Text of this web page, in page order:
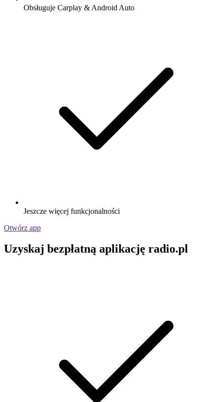
Obsługuje Carplay & Android Auto
Jeszcze więcej funkcjonalności
Otwórz app
Uzyskaj bezpłatną aplikację radio.pl